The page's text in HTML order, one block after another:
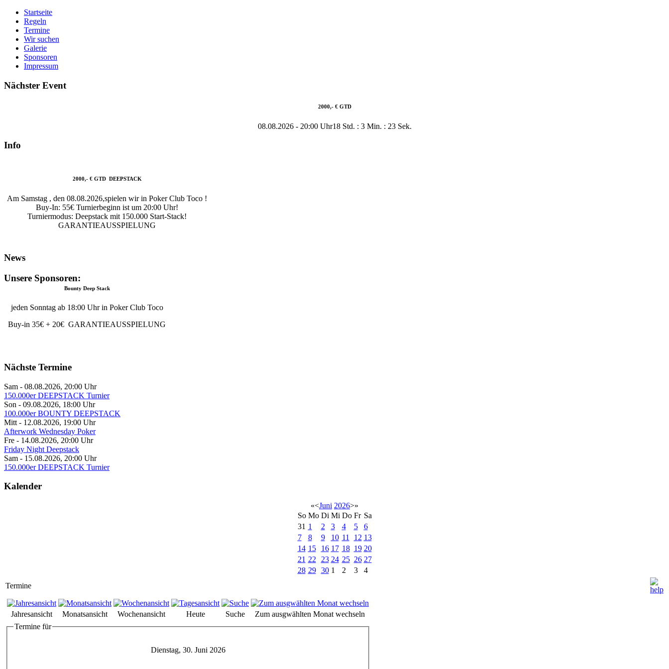
Startseite
Regeln
Termine
Wir suchen
Galerie
Sponsoren
Impressum
Nächster Event
2000,- € GTD
08.08.2026- 20:00 Uhr18 Std. : 3 Min. : 23 Sek.
Info
2000,- € GTD DEEPSTACK
Am Samstag , den 08.08.2026,spielen wir in Poker Club Toco !
Buy-In: 55€ Turnierbeginn ist um 20:00 Uhr!
Turniermodus: Deepstack mit 150.000 Start-Stack!
GARANTIEAUSSPIELUNG
News
Bounty Deep Stack
jeden Sonntag ab 18:00 Uhr in Poker Club Toco
Buy-in 35€ + 20€ GARANTIEAUSSPIELUNG
Unsere Sponsoren:
Nächste Termine
Sam - 08.08.2026, 20:00 Uhr
150.000er DEEPSTACK Turnier
Son - 09.08.2026, 18:00 Uhr
100.000er BOUNTY DEEPSTACK
Mitt - 12.08.2026, 19:00 Uhr
Afterwork Wednesday Poker
Fre - 14.08.2026, 20:00 Uhr
Friday Night Deepstack
Sam - 15.08.2026, 20:00 Uhr
150.000er DEEPSTACK Turnier
Kalender
«<Juni 2026>»
So Mo Di Mi Do Fr Sa
31 1 2 3 4 5
6
7
8 9 10 11 12 13
14 15 16 17 18 19 20
21 22 23 24 25 26 27
28 29 30 1 2 3
4
Termine
Jahresansicht Monatsansicht Wochenansicht Heute Suche
Zum ausgwählten Monat wechseln
Termine für
Dienstag, 30. Juni 2026